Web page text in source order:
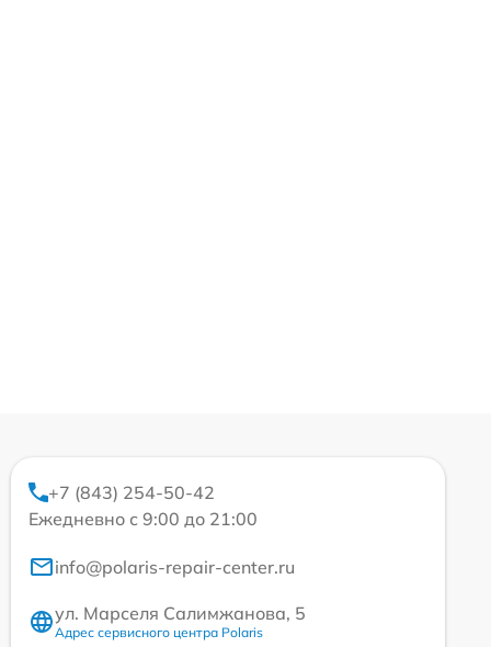
+7 (843) 254-50-42
Ежедневно с 9:00 до 21:00
info@polaris-repair-center.ru
ул. Марселя Салимжанова, 5
Адрес сервисного центра Polaris